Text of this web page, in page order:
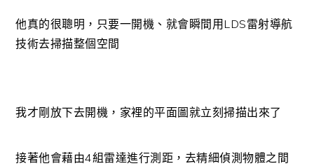
他真的很聰明，只要一開機、就會瞬間用LDS雷射導航
技術去掃描整個空間
我才剛放下去開機，家裡的平面圖就立刻掃描出來了
接著他會藉由4組雷達進行測距，去精細偵測物體之間